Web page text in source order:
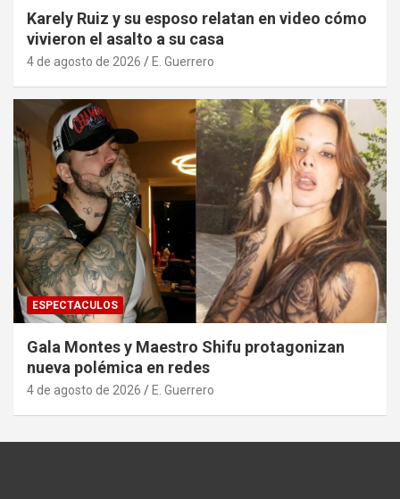
Karely Ruiz y su esposo relatan en video cómo
vivieron el asalto a su casa
4 de agosto de 2026 E. Guerrero
ESPECTACULOS
Gala Montes y Maestro Shifu protagonizan
nueva polémica en redes
4 de agosto de 2026 E. Guerrero